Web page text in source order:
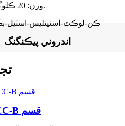
وزن: 20 ڪلوگرام / ٻاهرين ڪارٽون.
اندروني پيڪنگنگ
OYI-OCC-B قسم